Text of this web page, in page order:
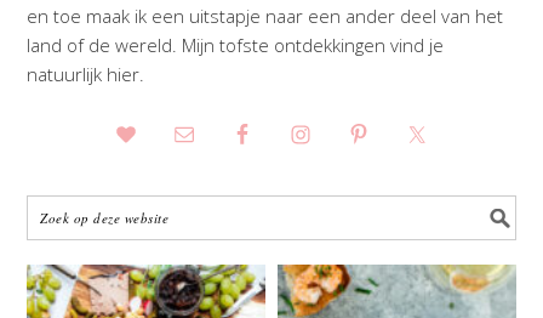
en toe maak ik een uitstapje naar een ander deel van het
land of de wereld. Mijn tofste ontdekkingen vind je
natuurlijk hier.